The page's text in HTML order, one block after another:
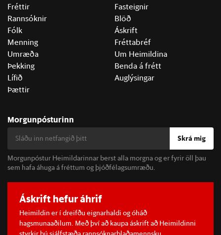
Fréttir
Rannsóknir
Fólk
Menning
Umræða
Þekking
Lífið
Þættir
Fasteignir
Blöð
Áskrift
Fréttabréf
Um Heimildina
Benda á frétt
Auglýsingar
Morgunpósturinn
Skrá mig
Morgunpóstur Heimildarinnar berst alla morgna og er fyrir öll þau
sem hafa áhuga á fréttum og þjóðfélagsumræðu.
Áskrift hefur áhrif
Heimildin er í dreifðu eignarhaldi og óháð
hagsmunaaðilum. Með því að kaupa áskrift að Heimildinni